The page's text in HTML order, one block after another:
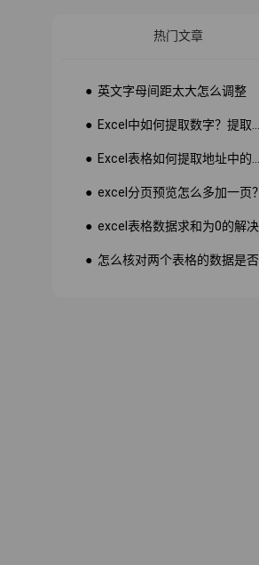
热门文章
● 英文字母间距太大怎么调整
● excel分页预览怎么多加一页？